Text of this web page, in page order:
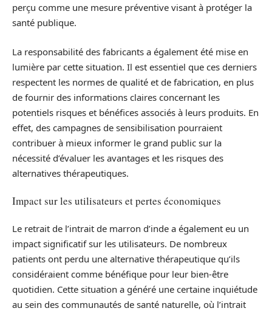
perçu comme une mesure préventive visant à protéger la
santé publique.
La responsabilité des fabricants a également été mise en
lumière par cette situation. Il est essentiel que ces derniers
respectent les normes de qualité et de fabrication, en plus
de fournir des informations claires concernant les
potentiels risques et bénéfices associés à leurs produits. En
effet, des campagnes de sensibilisation pourraient
contribuer à mieux informer le grand public sur la
nécessité d’évaluer les avantages et les risques des
alternatives thérapeutiques.
Impact sur les utilisateurs et pertes économiques
Le retrait de l’intrait de marron d’inde a également eu un
impact significatif sur les utilisateurs. De nombreux
patients ont perdu une alternative thérapeutique qu’ils
considéraient comme bénéfique pour leur bien-être
quotidien. Cette situation a généré une certaine inquiétude
au sein des communautés de santé naturelle, où l’intrait